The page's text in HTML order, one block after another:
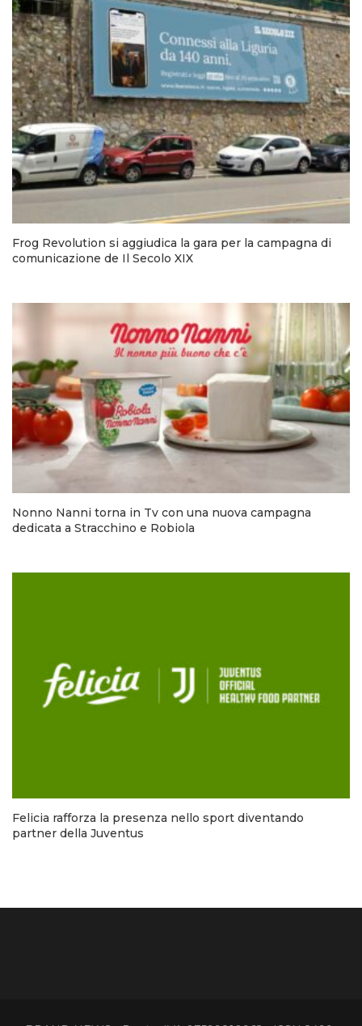
Frog Revolution si aggiudica la gara per la campagna di
comunicazione de Il Secolo XIX
Nonno Nanni torna in Tv con una nuova campagna
dedicata a Stracchino e Robiola
Felicia rafforza la presenza nello sport diventando
partner della Juventus